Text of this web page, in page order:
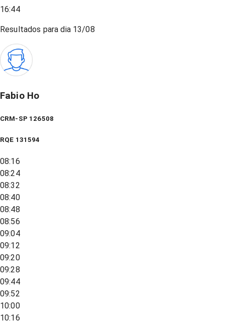
16:44
Resultados para dia 13/08
Fabio Ho
CRM-SP 126508
RQE 131594
08:16
08:24
08:32
08:40
08:48
08:56
09:04
09:12
09:20
09:28
09:44
09:52
10:00
10:16